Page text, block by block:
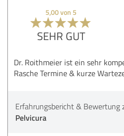
5,00 von 5
SEHR GUT
Dr. Roithmeier ist ein sehr
Rasche Termine & kurze
Erfahrungsbericht & Bewertung
Pelvicura